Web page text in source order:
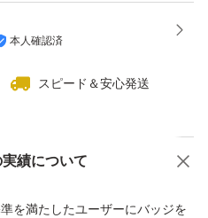
本人確認済
スピード＆安心発送
績について
を満たしたユーザーにバッジを
商品への質問